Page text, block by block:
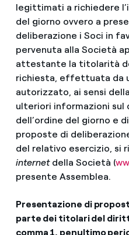
legittimati a richiedere
del giorno ovvero a
deliberazione i Soci in
pervenuta alla Società
attestante la titolarità
richiesta, effettuata da
autorizzato, ai sensi
ulteriori informazioni
dell’ordine del giorno e
proposte di
del relativo esercizio, si
internetdella Società (
presente Assemblea.
Presentazione di
parte dei titolari del
comma 1, penultimo